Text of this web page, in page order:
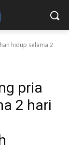
hidup selama 2
pria
2 hari